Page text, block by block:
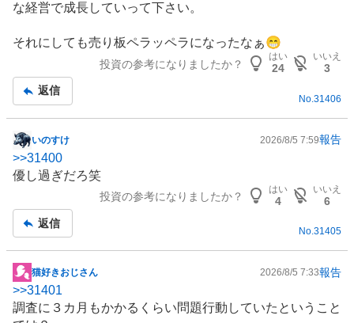
な経営で成長していって下さい。
それにしても売り板ペラッペラになったなぁ😁
投資の参考になりましたか？
はい
24
いいえ
3
返信
No. 31406
掲
示
板
いのすけ 2026/8/5 7:59報告
>>31400
優し過ぎだろ笑
投資の参考になりましたか？
はい
4
いいえ
6
返信
No.31405
掲
示
板
猫好きおじさん 2026/8/5 7:33報告
>>31401
調査に３カ月もかかるくらい問題行動していたということ